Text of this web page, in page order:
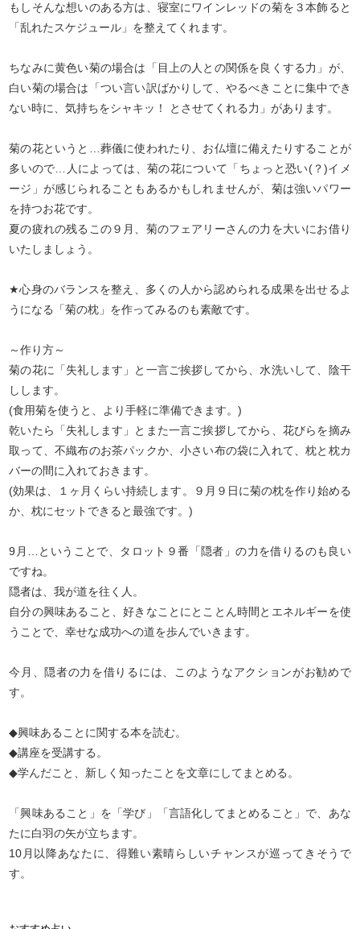
もしそんな想いのある方は、寝室にワインレッドの菊を３本飾ると
「乱れたスケジュール」を整えてくれます。
ちなみに黄色い菊の場合は「目上の人との関係を良くする力」が、
白い菊の場合は「つい言い訳ばかりして、やるべきことに集中でき
ない時に、気持ちをシャキッ！ とさせてくれる力」があります。
菊の花というと…葬儀に使われたり、お仏壇に備えたりすることが
多いので…人によっては、菊の花について「ちょっと恐い(？)イメ
ージ」が感じられることもあるかもしれませんが、菊は強いパワー
を持つお花です。
夏の疲れの残るこの９月、菊のフェアリーさんの力を大いにお借り
いたしましょう。
★心身のバランスを整え、多くの人から認められる成果を出せるよ
うになる「菊の枕」を作ってみるのも素敵です。
～作り方～
菊の花に「失礼します」と一言ご挨拶してから、水洗いして、陰干
しします。
(食用菊を使うと、より手軽に準備できます。)
乾いたら「失礼します」とまた一言ご挨拶してから、花びらを摘み
取って、不織布のお茶パックか、小さい布の袋に入れて、枕と枕カ
バーの間に入れておきます。
(効果は、１ヶ月くらい持続します。９月９日に菊の枕を作り始める
か、枕にセットできると最強です。)
9月…ということで、タロット９番「隠者」の力を借りるのも良い
ですね。
隠者は、我が道を往く人。
自分の興味あること、好きなことにとことん時間とエネルギーを使
うことで、幸せな成功への道を歩んでいきます。
今月、隠者の力を借りるには、このようなアクションがお勧めで
す。
◆興味あることに関する本を読む。
◆講座を受講する。
◆学んだこと、新しく知ったことを文章にしてまとめる。
「興味あること」を「学び」「言語化してまとめること」で、あな
たに白羽の矢が立ちます。
10月以降あなたに、得難い素晴らしいチャンスが巡ってきそうで
す。